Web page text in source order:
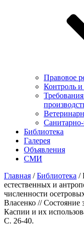
Правовое
Контроль и
Библиотека
Галерея
Объявления
СМИ
Главная /Библиотека /
естественных и
численности
Власенко // Состояние
Каспии и их
С. 26-40.